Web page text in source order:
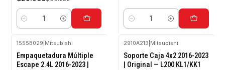
Cantidad Cantidad
-10%
OFF
1555B029 Mitsubishi
Empaquetadura Múltiple
Escape 2.4L 2016-2023 |
-10%
OFF
2910A213 Mitsubishi
Soporte Caja 4x2 2016-2023
| Original — L200 KL1/KK1